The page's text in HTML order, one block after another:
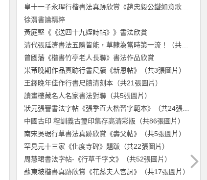
皇十一子永瑆行楷書法真跡欣賞《趙忠毅公鐵如意歌》（共5張圖片）
徐渭書論精粹
黃庭堅《《送四十九姪詩帖》》書法欣賞
清代張廷濟書法五體皆能，草隸為當時第一流！（共13張圖片）
曾國藩《楷書竹亭老人長聯》書法作品欣賞
米芾晚期作品真跡行書尺牘《新恩帖》（共3張圖片）
王鐸晚年佳作行書尺牘清刻本（共21張圖片）
讀畫樓藏名人名家書法對聯（共5張圖片）
狀元張謇書法字帖《張季直大楷習字範本》（共24張圖片）
中國古印 程訓義古璽印集存高清彩版（共86張圖片）
南宋吳琚行草書法真跡欣賞《壽父帖》（共5張圖片）
罕見元十三家《化度寺碑》題跋（共22張圖片）
周慧珺書法字帖-《行草千字文》（共52張圖片）
蘇東坡楷書真跡欣賞《花蕊夫人宮詞》（共17張圖片）